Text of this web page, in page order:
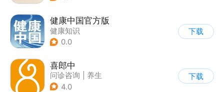
健康中国官方版
健康知识
0.0
下载
喜郎中
问诊咨询
养生
4.0
下载